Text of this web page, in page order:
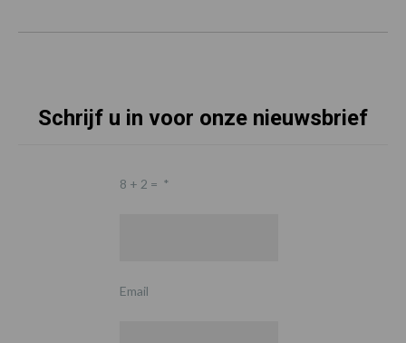
Schrijf u in voor onze nieuwsbrief
8 + 2 = *
Email